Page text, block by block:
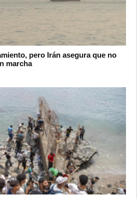
pero Irán asegura que no
marcha